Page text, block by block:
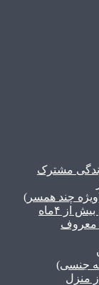
مشترک
چند همسر)
از ۴ماه
معروف
جنسی)
منزل